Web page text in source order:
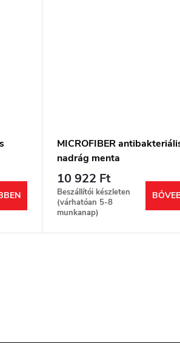
MICROFIBER
nadrág menta
10 922 Ft
Beszállítói készleten
(várhatóan 5-8
munkanap)